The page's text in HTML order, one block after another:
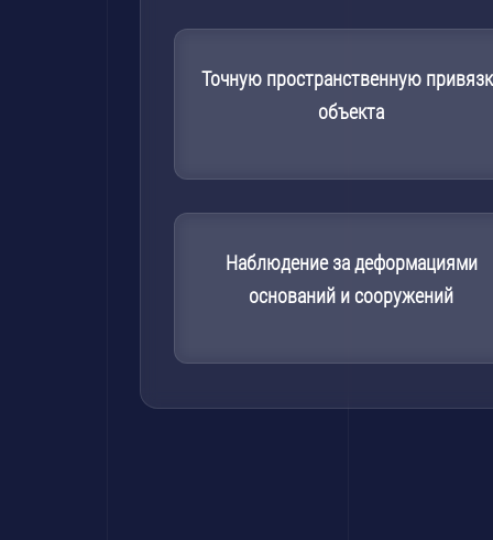
Точную пространственную
объекта
Наблюдение за деформациями
оснований и сооружений